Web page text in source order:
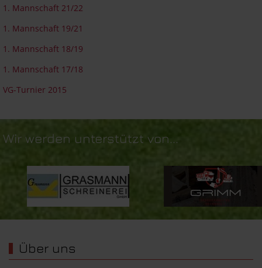
1. Mannschaft 21/22
1. Mannschaft 19/21
1. Mannschaft 18/19
1. Mannschaft 17/18
VG-Turnier 2015
Wir werden unterstützt von...
Über uns